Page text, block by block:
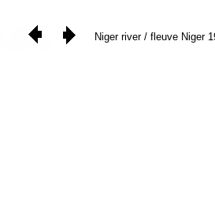
Niger river / fleuve Niger